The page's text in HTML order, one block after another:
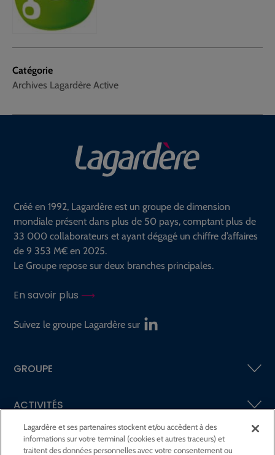
Catégorie
Archives Lagardère Active
Créé en 1992, Lagardère est un groupe de dimension
mondiale présent dans plus de 50 pays, comptant plus de
33 000 collaborateurs et ayant dégagé un chiffre d’affaires
de 9 353 M€ en 2025.
Le Groupe repose sur deux branches principales.
En savoir plus
Suivez le groupe Lagardère sur
GROUPE
ACTIVITÉS
ACTIONNAIRES &INVESTISSEURS
Lagardère et ses partenaires stockent et/ou accèdent à des
informations sur votre terminal (cookies et autres traceurs) et
traitent des données personnelles avec votre consentement ou